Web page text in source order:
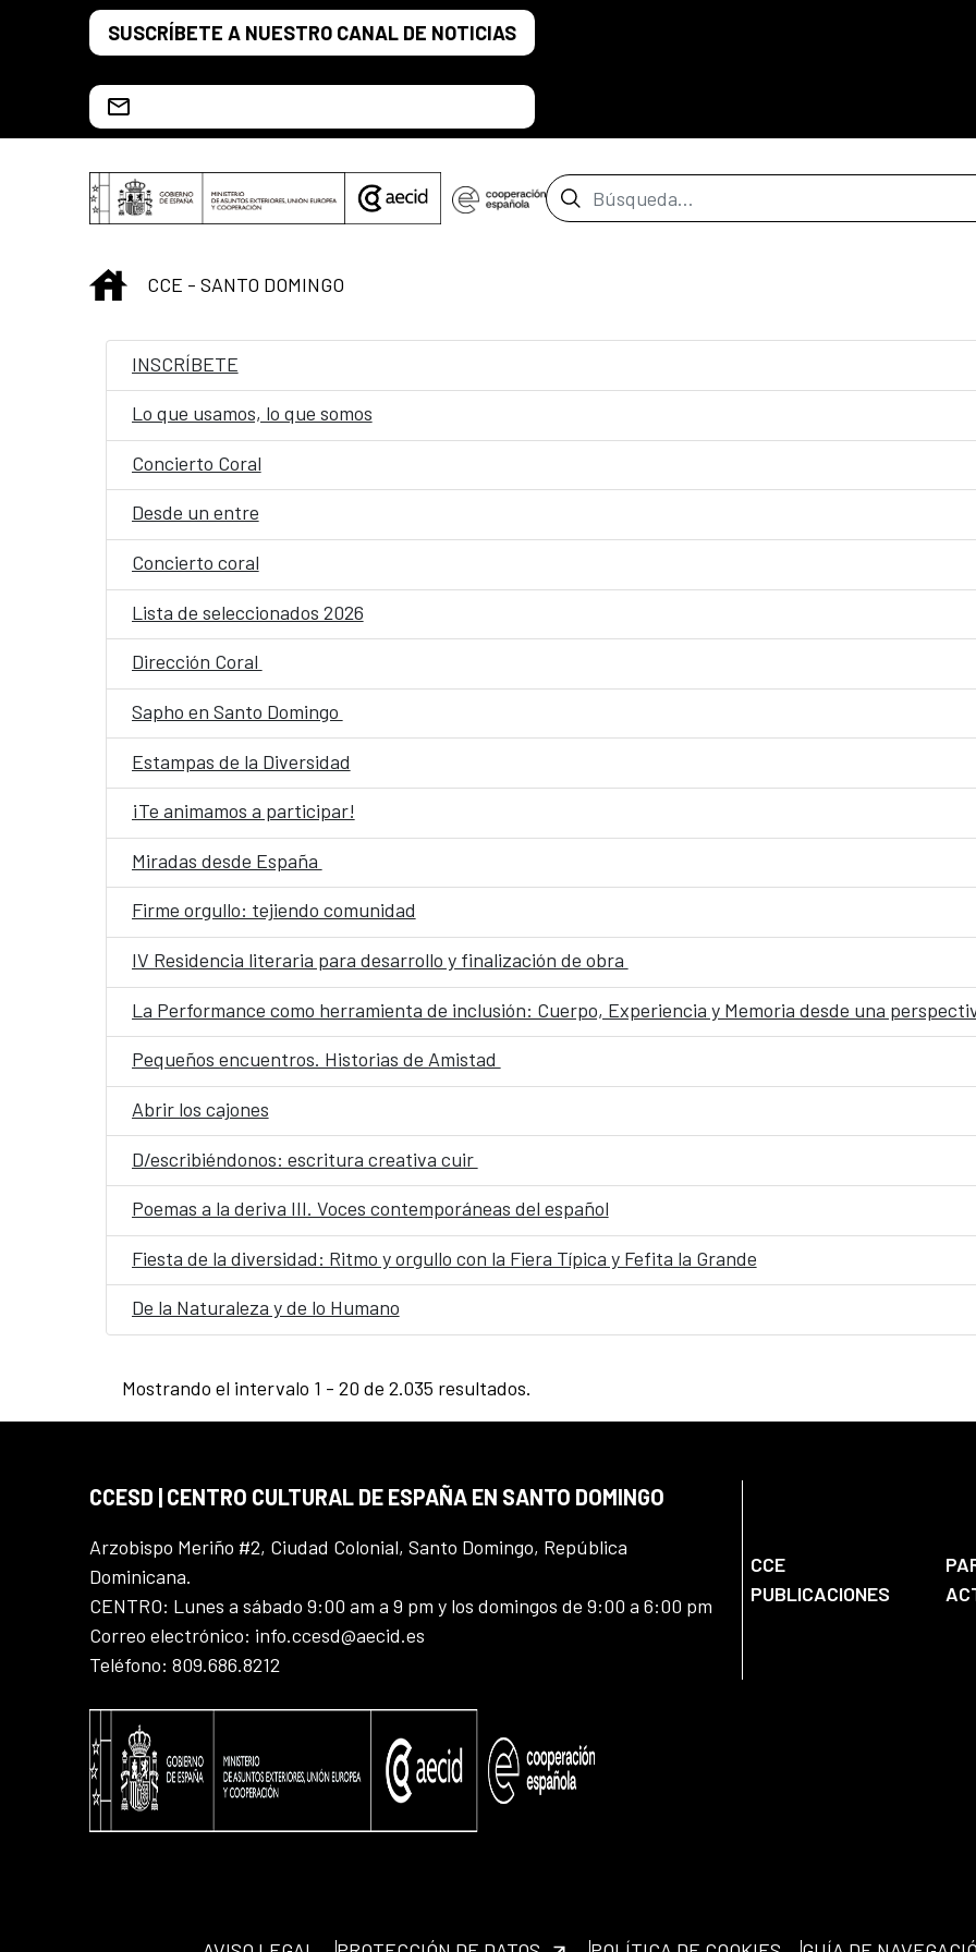
Saltar al contenido principal
SUSCRÍBETE A NUESTRO CANAL DE NOTICIAS
Barra de búsqueda
INICIO
CCE - SANTO DOMINGO
INSCRÍBETE
Lo que usamos, lo que somos
Concierto Coral
Desde un entre
Concierto coral
Lista de seleccionados 2026
Dirección Coral
Sapho en Santo Domingo
Estampas de la Diversidad
¡Te animamos a participar!
Miradas desde España
Firme orgullo: tejiendo comunidad
IV Residencia literaria para desarrollo y finalización de obra
La Performance como herramienta de inclusión: Cuerpo, Experiencia y Memoria desde una
Pequeños encuentros. Historias de Amistad
Abrir los cajones
D/escribiéndonos: escritura creativa cuir
Poemas a la deriva III. Voces contemporáneas del español
Fiesta de la diversidad: Ritmo y orgullo con la Fiera Típica y Fefita la Grande
De la Naturaleza y de lo Humano
Mostrando el intervalo 1 - 20 de 2.035 resultados.
CCESD | CENTRO CULTURAL DE ESPAÑA EN SANTO DOMINGO
Arzobispo Meriño #2, Ciudad Colonial, Santo Domingo, República
Dominicana.
CENTRO: Lunes a sábado 9:00 am a 9 pm y los domingos de 9:00 a 6:00 pm
Correo electrónico: info.ccesd@aecid.es
Teléfono: 809.686.8212
CCE
PUBLICACIONES